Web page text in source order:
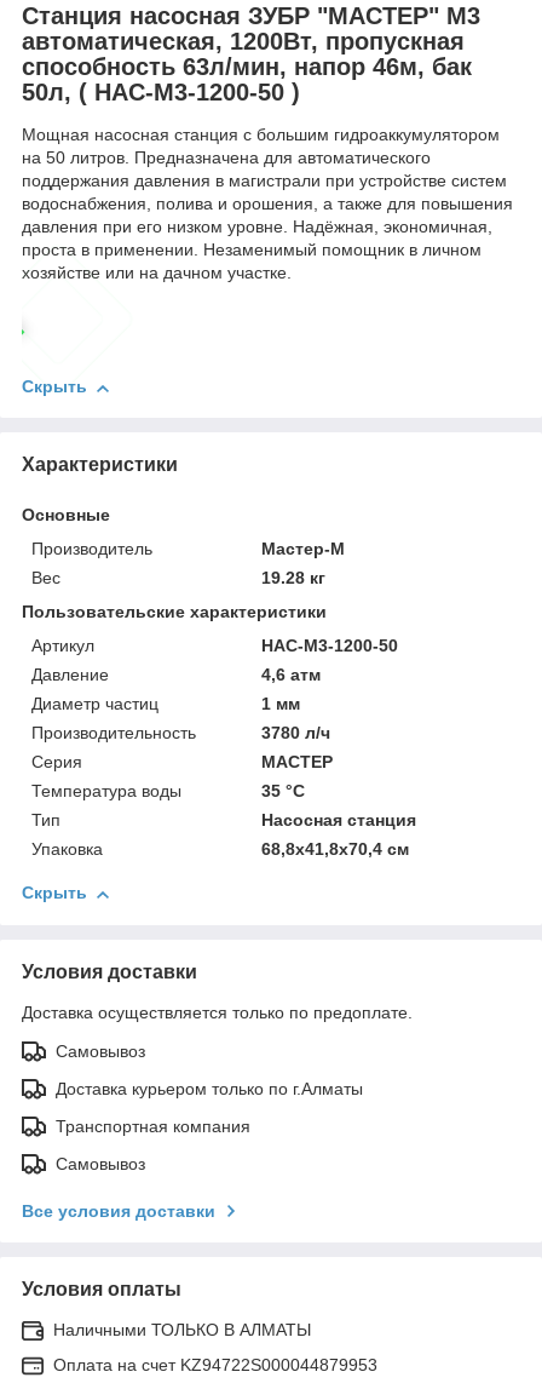
Станция насосная ЗУБР "МАСТЕР" М3
автоматическая, 1200Вт, пропускная
способность 63л/мин, напор 46м, бак
50л, ( НАС-М3-1200-50 )
Мощная насосная станция с большим гидроаккумулятором
на 50 литров. Предназначена для автоматического
поддержания давления в магистрали при устройстве систем
водоснабжения, полива и орошения, а также для повышения
давления при его низком уровне. Надёжная, экономичная,
проста в применении. Незаменимый помощник в личном
хозяйстве или на дачном участке.
Скрыть
Характеристики
Основные
Производитель
Мастер-М
Вес
19.28 кг
Пользовательские характеристики
Артикул
НАС-М3-1200-50
Давление
4,6 атм
Диаметр частиц
1 мм
Производительность
3780 л/ч
Серия
МАСТЕР
Температура воды
35 °С
Тип
Насосная станция
Упаковка
68,8x41,8x70,4 см
Скрыть
Условия доставки
Доставка осуществляется только по предоплате.
Самовывоз
Доставка курьером только по г.Алматы
Транспортная компания
Самовывоз
Все условия доставки
Условия оплаты
Наличными ТОЛЬКО В АЛМАТЫ
Оплата на счет KZ94722S000044879953